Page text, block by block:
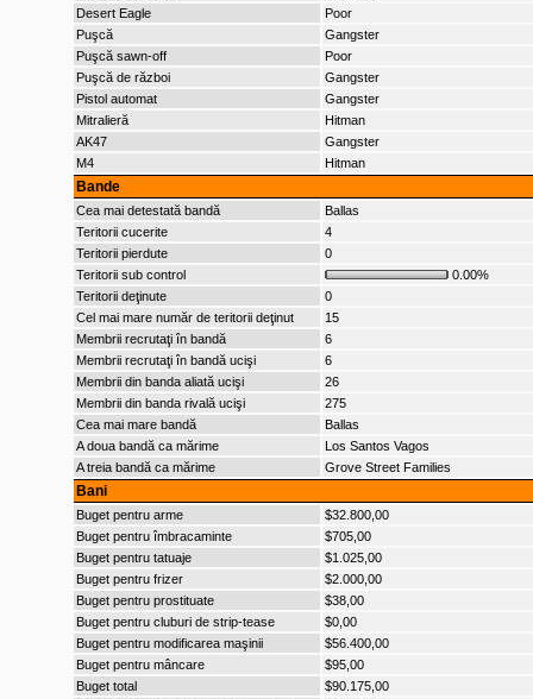
Desert Eagle
Poor
Puşcă
Gangster
Puşcă sawn-off
Poor
Puşcă de război
Gangster
Pistol automat
Gangster
Mitralieră
Hitman
AK47
Gangster
M4
Hitman
Bande
Cea mai detestată bandă
Ballas
Teritorii cucerite
4
Teritorii pierdute
0
Teritorii sub control
0.00%
Teritorii deţinute
0
Cel mai mare număr de teritorii deţinut
15
Membrii recrutaţi în bandă
6
Membrii recrutaţi în bandă ucişi
6
Membrii din banda aliată ucişi
26
Membrii din banda rivală ucişi
275
Cea mai mare bandă
Ballas
A doua bandă ca mărime
Los Santos Vagos
A treia bandă ca mărime
Grove Street Families
Bani
Buget pentru arme
$32.800,00
Buget pentru îmbracaminte
$705,00
Buget pentru tatuaje
$1.025,00
Buget pentru frizer
$2.000,00
Buget pentru prostituate
$38,00
Buget pentru cluburi de strip-tease
$0,00
Buget pentru modificarea maşinii
$56.400,00
Buget pentru mâncare
$95,00
Buget total
$90.175,00